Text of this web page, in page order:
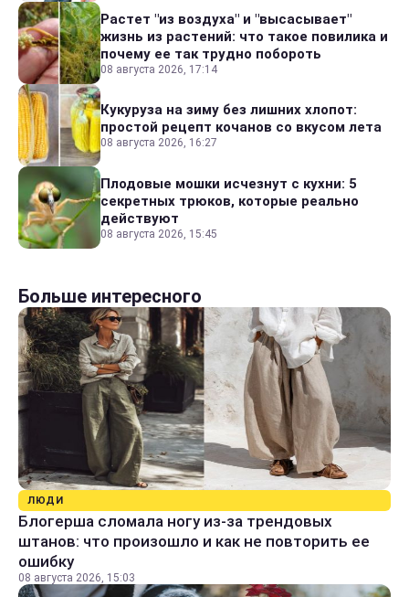
Растет "из воздуха" и "высасывает"
жизнь из растений: что такое повилика и
почему ее так трудно побороть
08 августа 2026, 17:14
Кукуруза на зиму без лишних хлопот:
простой рецепт кочанов со вкусом лета
08 августа 2026, 16:27
Плодовые мошки исчезнут с кухни: 5
секретных трюков, которые реально
действуют
08 августа 2026, 15:45
Больше интересного
ЛЮДИ
Блогерша сломала ногу из-за трендовых
штанов: что произошло и как не повторить ее
ошибку
08 августа 2026, 15:03